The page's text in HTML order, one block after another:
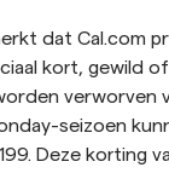
dat Cal.com
kort, gewild
verworven
seizoen
Deze korting